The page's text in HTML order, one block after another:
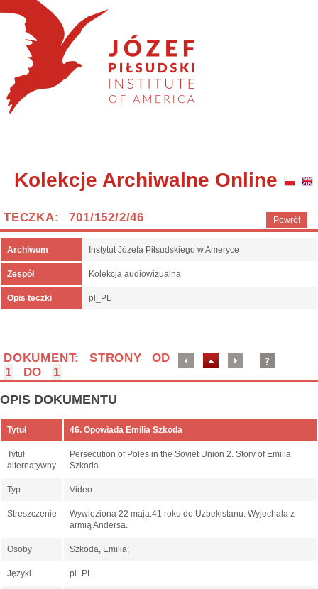
Kolekcje Archiwalne Online
Powrót
TECZKA: 701/152/2/46
Archiwum Instytut Józefa Piłsudskiego w Ameryce
Zespół Kolekcja audiowizualna
Opis teczki pl_PL
DOKUMENT: STRONY OD
1
DO 1
OPIS DOKUMENTU
Tytuł 46. Opowiada Emilia Szkoda
Tytuł
alternatywny
Persecution of Poles in the Soviet Union 2. Story of Emilia
Szkoda
Typ Video
Streszczenie
Wywieziona 22 maja.41 roku do Uzbekistanu. Wyjechała z
armią Andersa.
Osoby Szkoda, Emilia;
Języki pl_PL